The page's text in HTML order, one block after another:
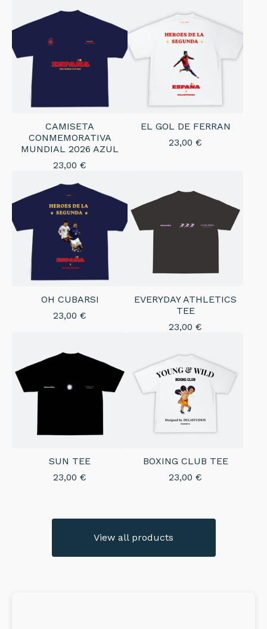
CAMISETA
CONMEMORATIVA
MUNDIAL 2026 AZUL
23,00 €
EL GOL DE FERRAN
23,00 €
OH CUBARSI
23,00 €
EVERYDAY ATHLETICS
TEE
23,00 €
SUN TEE
23,00 €
BOXING CLUB TEE
23,00 €
View all products